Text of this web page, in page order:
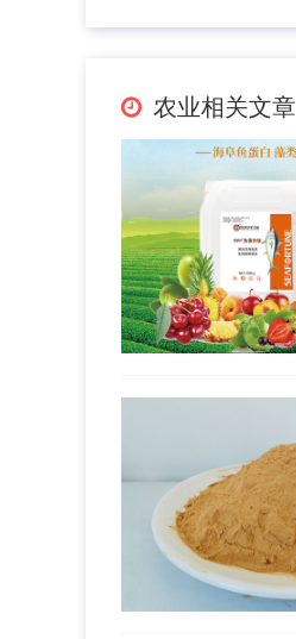
农业相关文章